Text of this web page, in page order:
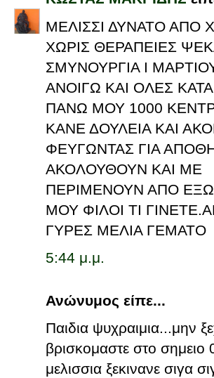
ΜΕΛΙΣΣΙ ΔΥΝΑΤΟ ΑΠΟ
ΧΩΡΙΣ ΘΕΡΑΠΕΙΕΣ
ΣΜΥΝΟΥΡΓΙΑ Ι
ΑΝΟΙΓΩ ΚΑΙ ΟΛΕΣ
ΠΑΝΩ ΜΟΥ 1000
ΚΑΝΕ ΔΟΥΛΕΙΑ ΚΑΙ
ΦΕΥΓΩΝΤΑΣ ΓΙΑ
ΑΚΟΛΟΥΘΟΥΝ ΚΑΙ ΜΕ
ΠΕΡΙΜΕΝΟΥΝ ΑΠΟ
ΜΟΥ ΦΙΛΟΙ ΤΙ
ΓΥΡΕΣ ΜΕΛΙΑ ΓΕΜΑΤΟ
5:44 μ.μ.
Ανώνυμος είπε...
Παιδια ψυχραιμια...μην
βρισκομαστε στο σημειο
μελισσια ξεκινανε σιγα